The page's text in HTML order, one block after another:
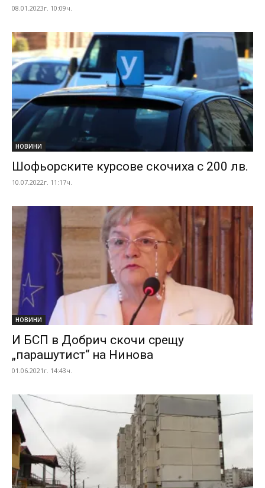
08.01.2023г. 10:09ч.
НОВИНИ
Шофьорските курсове скочиха с 200 лв.
10.07.2022г. 11:17ч.
НОВИНИ
И БСП в Добрич скочи срещу
„парашутист“ на Нинова
01.06.2021г. 14:43ч.